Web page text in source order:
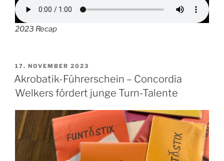
2023 Recap
VERÖFFENTLICHT
AM
17. NOVEMBER 2023
Akrobatik-Führerschein – Concordia
Welkers fördert junge Turn-Talente